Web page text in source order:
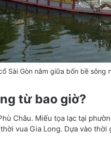
Sài Gòn nằm giữa bốn bề sông
từ bao giờ?
Châu. Miếu tọa lạc tại
vua Gia Long. Dựa vào